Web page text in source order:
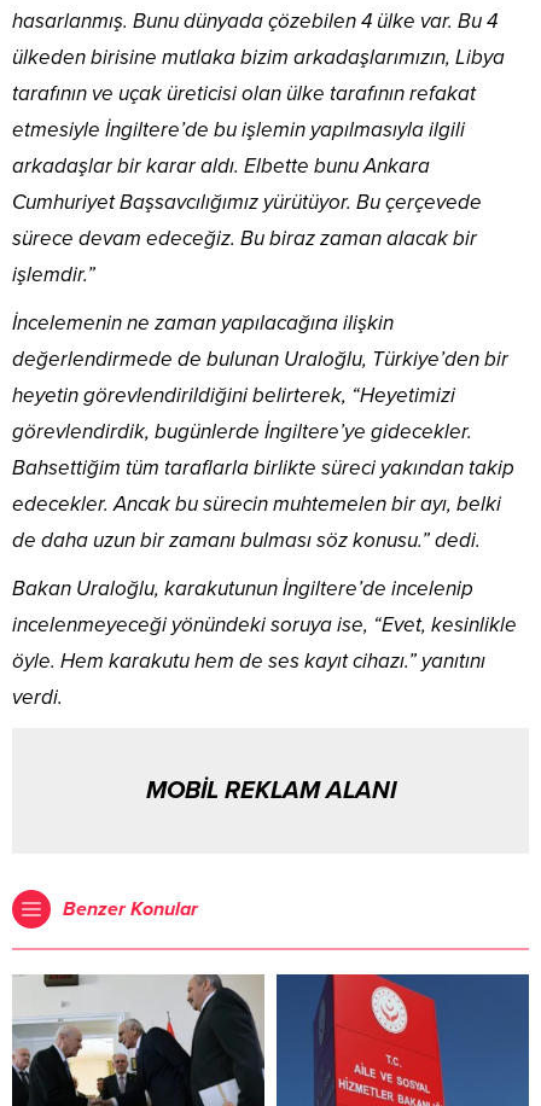
hasarlanmış. Bunu dünyada çözebilen 4 ülke var. Bu 4
ülkeden birisine mutlaka bizim arkadaşlarımızın, Libya
tarafının ve uçak üreticisi olan ülke tarafının refakat
etmesiyle İngiltere’de bu işlemin yapılmasıyla ilgili
arkadaşlar bir karar aldı. Elbette bunu Ankara
Cumhuriyet Başsavcılığımız yürütüyor. Bu çerçevede
sürece devam edeceğiz. Bu biraz zaman alacak bir
işlemdir.”
İncelemenin ne zaman yapılacağına ilişkin
değerlendirmede de bulunan Uraloğlu, Türkiye’den bir
heyetin görevlendirildiğini belirterek, “Heyetimizi
görevlendirdik, bugünlerde İngiltere’ye gidecekler.
Bahsettiğim tüm taraflarla birlikte süreci yakından takip
edecekler. Ancak bu sürecin muhtemelen bir ayı, belki
de daha uzun bir zamanı bulması söz konusu.” dedi.
Bakan Uraloğlu, karakutunun İngiltere’de incelenip
incelenmeyeceği yönündeki soruya ise, “Evet, kesinlikle
öyle. Hem karakutu hem de ses kayıt cihazı.” yanıtını
verdi.
MOBİL REKLAM ALANI
Benzer Konular